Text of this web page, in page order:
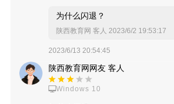
为什么闪退？
陕西教育网 客人 2023/6/2 19:53:17
2023/6/13 20:54:45
陕西教育网网友 客人
Windows 10